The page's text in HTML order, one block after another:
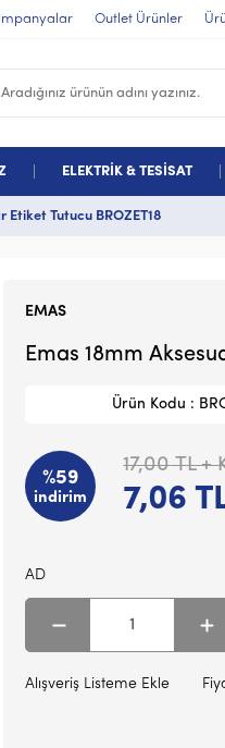
Outlet Ürünler
ELEKTRİK & TESİSAT
Etiket Tutucu BROZET18
EMAS
Emas 18mm
Ürün Kodu :
%59
indirim
17,00TL +
7,06
AD
Alışveriş Listeme Ekle